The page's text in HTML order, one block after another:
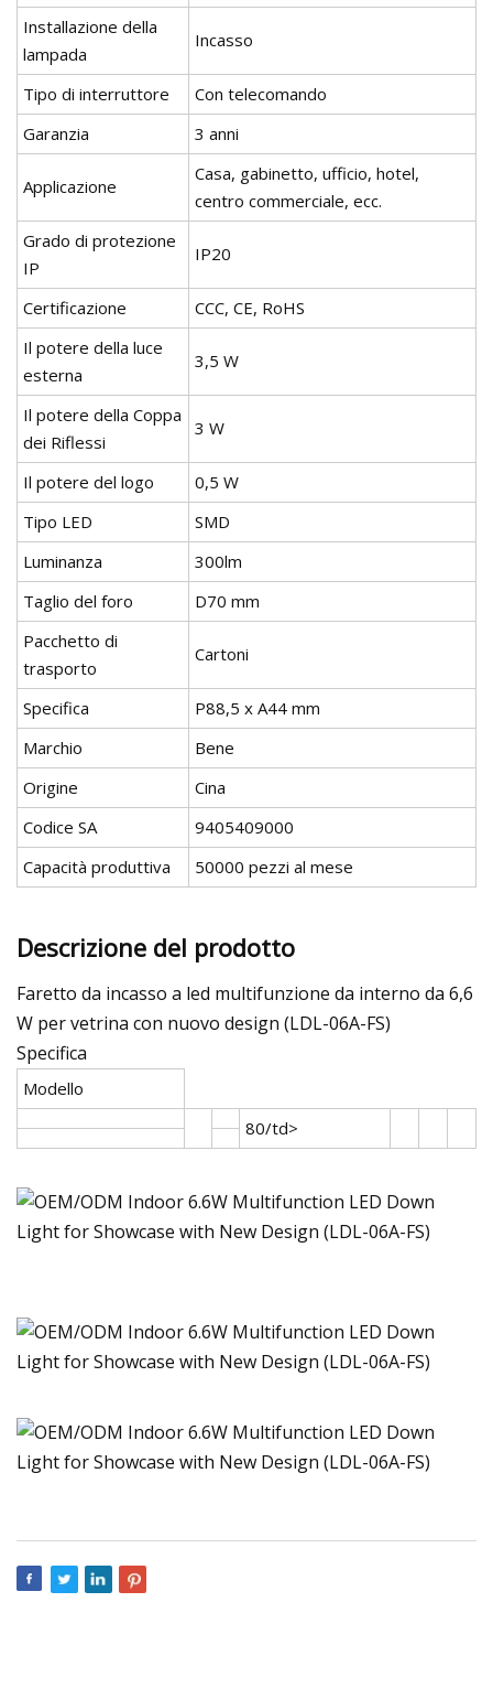
Installazione della
lampada
Incasso
Tipo di interruttore
Con telecomando
Garanzia
3 anni
Applicazione
Casa, gabinetto, ufficio, hotel,
centro commerciale, ecc.
Grado di protezione
IP
IP20
Certificazione
CCC, CE, RoHS
Il potere della luce
esterna
3,5 W
Il potere della Coppa
dei Riflessi
3 W
Il potere del logo
0,5 W
Tipo LED
SMD
Luminanza
300lm
Taglio del foro
D70 mm
Pacchetto di
trasporto
Cartoni
Specifica
P88,5 x A44 mm
Marchio
Bene
Origine
Cina
Codice SA
9405409000
Capacità produttiva
50000 pezzi al mese
Descrizione del prodotto
Faretto da incasso a led multifunzione da interno da 6,6
W per vetrina con nuovo design (LDL-06A-FS)
Specifica
Modello
80/td>